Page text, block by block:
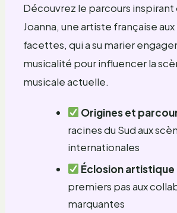
Découvrez le parcours inspirant
Joanna, une artiste française
facettes, qui a su marier
musicalité pour influencer la
musicale actuelle.
Origines et
racines du Sud aux
internationales
Éclosion artistique
premiers pas aux
marquantes